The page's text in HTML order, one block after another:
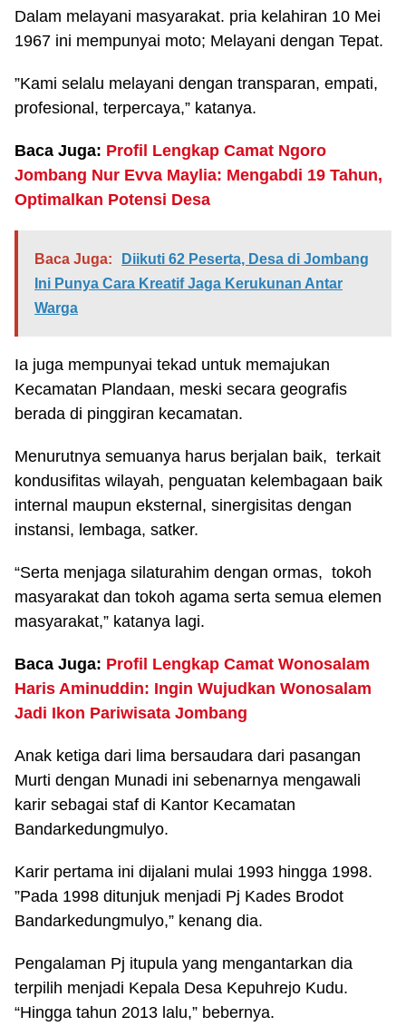
Dalam melayani masyarakat. pria kelahiran 10 Mei
1967 ini mempunyai moto; Melayani dengan Tepat.
”Kami selalu melayani dengan transparan, empati,
profesional, terpercaya,” katanya.
Baca Juga: Profil Lengkap Camat Ngoro
Jombang Nur Evva Maylia: Mengabdi 19 Tahun,
Optimalkan Potensi Desa
Baca Juga:
Diikuti 62 Peserta, Desa di Jombang
Ini Punya Cara Kreatif Jaga Kerukunan Antar
Warga
Ia juga mempunyai tekad untuk memajukan
Kecamatan Plandaan, meski secara geografis
berada di pinggiran kecamatan.
Menurutnya semuanya harus berjalan baik, terkait
kondusifitas wilayah, penguatan kelembagaan baik
internal maupun eksternal, sinergisitas dengan
instansi, lembaga, satker.
“Serta menjaga silaturahim dengan ormas, tokoh
masyarakat dan tokoh agama serta semua elemen
masyarakat,” katanya lagi.
Baca Juga: Profil Lengkap Camat Wonosalam
Haris Aminuddin: Ingin Wujudkan Wonosalam
Jadi Ikon Pariwisata Jombang
Anak ketiga dari lima bersaudara dari pasangan
Murti dengan Munadi ini sebenarnya mengawali
karir sebagai staf di Kantor Kecamatan
Bandarkedungmulyo.
Karir pertama ini dijalani mulai 1993 hingga 1998.
”Pada 1998 ditunjuk menjadi Pj Kades Brodot
Bandarkedungmulyo,” kenang dia.
Pengalaman Pj itupula yang mengantarkan dia
terpilih menjadi Kepala Desa Kepuhrejo Kudu.
“Hingga tahun 2013 lalu,” bebernya.